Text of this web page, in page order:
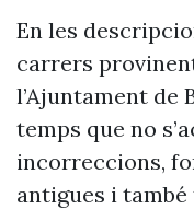
En les
carrers
l’Ajuntament de
temps que no
incorreccions,
antigues i